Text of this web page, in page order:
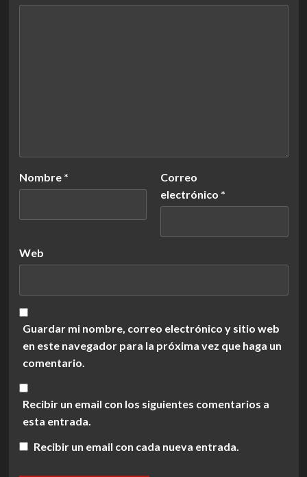
Nombre *
Correo
electrónico *
Web
Guardar mi nombre, correo electrónico y sitio web
en este navegador para la próxima vez que haga un
comentario.
Recibir un email con los siguientes comentarios a
esta entrada.
Recibir un email con cada nueva entrada.